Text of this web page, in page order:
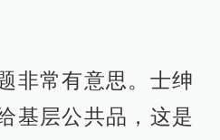
非常有意思。士绅
基层公共品，这是